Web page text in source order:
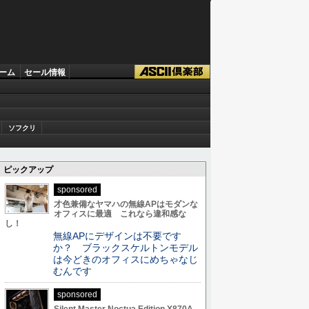
ム セール情報
ソフクリ
ピックアップ
sponsored
才色兼備なヤマハの無線APはモダンな
オフィスに最適 これなら違和感な
し！
無線APにデザインは不要です
か？ ブラックスケルトンモデル
は今どきのオフィスにめちゃなじ
むんです
sponsored